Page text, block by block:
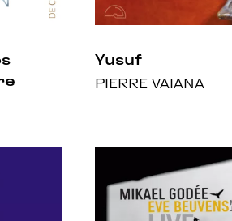
Yusuf
PIERRE VAIANA